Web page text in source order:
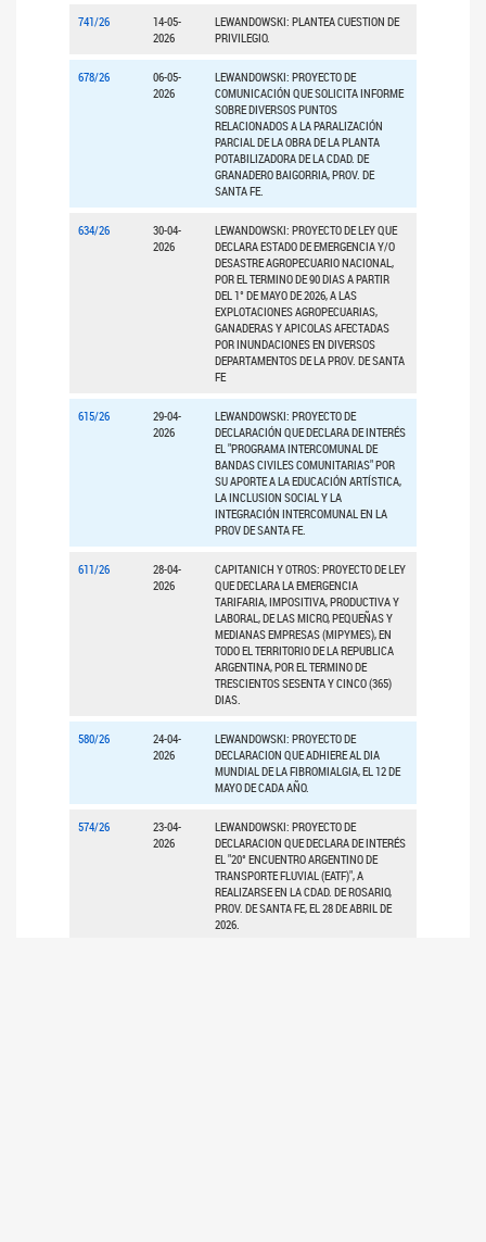
741/26
14-05-
2026
LEWANDOWSKI: PLANTEA CUESTION DE
PRIVILEGIO.
678/26
06-05-
2026
LEWANDOWSKI: PROYECTO DE
COMUNICACIÓN QUE SOLICITA INFORME
SOBRE DIVERSOS PUNTOS
RELACIONADOS A LA PARALIZACIÓN
PARCIAL DE LA OBRA DE LA PLANTA
POTABILIZADORA DE LA CDAD. DE
GRANADERO BAIGORRIA, PROV. DE
SANTA FE.
634/26
30-04-
2026
LEWANDOWSKI: PROYECTO DE LEY QUE
DECLARA ESTADO DE EMERGENCIA Y/O
DESASTRE AGROPECUARIO NACIONAL,
POR EL TERMINO DE 90 DIAS A PARTIR
DEL 1° DE MAYO DE 2026, A LAS
EXPLOTACIONES AGROPECUARIAS,
GANADERAS Y APICOLAS AFECTADAS
POR INUNDACIONES EN DIVERSOS
DEPARTAMENTOS DE LA PROV. DE SANTA
FE
615/26
29-04-
2026
LEWANDOWSKI: PROYECTO DE
DECLARACIÓN QUE DECLARA DE INTERÉS
EL "PROGRAMA INTERCOMUNAL DE
BANDAS CIVILES COMUNITARIAS" POR
SU APORTE A LA EDUCACIÓN ARTÍSTICA,
LA INCLUSION SOCIAL Y LA
INTEGRACIÓN INTERCOMUNAL EN LA
PROV DE SANTA FE.
611/26
28-04-
2026
CAPITANICH Y OTROS: PROYECTO DE LEY
QUE DECLARA LA EMERGENCIA
TARIFARIA, IMPOSITIVA, PRODUCTIVA Y
LABORAL, DE LAS MICRO, PEQUEÑAS Y
MEDIANAS EMPRESAS (MIPYMES), EN
TODO EL TERRITORIO DE LA REPUBLICA
ARGENTINA, POR EL TERMINO DE
TRESCIENTOS SESENTA Y CINCO (365)
DIAS.
580/26
24-04-
2026
LEWANDOWSKI: PROYECTO DE
DECLARACION QUE ADHIERE AL DIA
MUNDIAL DE LA FIBROMIALGIA, EL 12 DE
MAYO DE CADA AÑO.
574/26
23-04-
2026
LEWANDOWSKI: PROYECTO DE
DECLARACION QUE DECLARA DE INTERÉS
EL "20° ENCUENTRO ARGENTINO DE
TRANSPORTE FLUVIAL (EATF)", A
REALIZARSE EN LA CDAD. DE ROSARIO,
PROV. DE SANTA FE, EL 28 DE ABRIL DE
2026.